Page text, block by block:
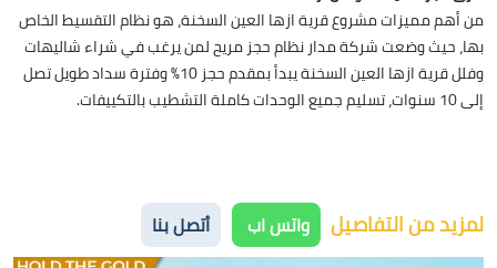
من أهم مميزات مشروع قرية ازها العين السخنة، هو نظام التقسيط الخاص
بها، حيث وضعت شركة مدار نظام حجز مريح لمن يرغب في شراء شاليهات
وفلل قرية ازها العين السخنة يبدأ بمقدم حجز 10% وفترة سداد طويل تصل
إلى 10 سنوات، تسليم جميع الوحدات كاملة التشطيب بالتكييفات.
لمزيد من التفاصيل واتس اب أتصل بنا